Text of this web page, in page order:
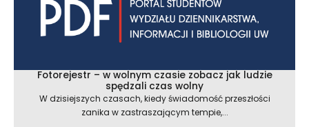
Fotorejestr – w wolnym czasie zobacz jak ludzie
spędzali czas wolny
W dzisiejszych czasach, kiedy świadomość przeszłości
zanika w zastraszającym tempie,...